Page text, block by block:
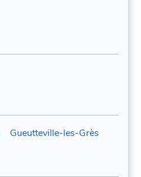
Gueutteville-les-Grès